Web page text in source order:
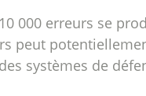
000 erreurs se
peut
systèmes de